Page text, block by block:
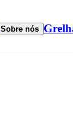
Sobre nós